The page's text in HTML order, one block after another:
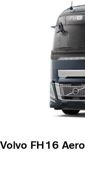
Volvo FH16 Aero